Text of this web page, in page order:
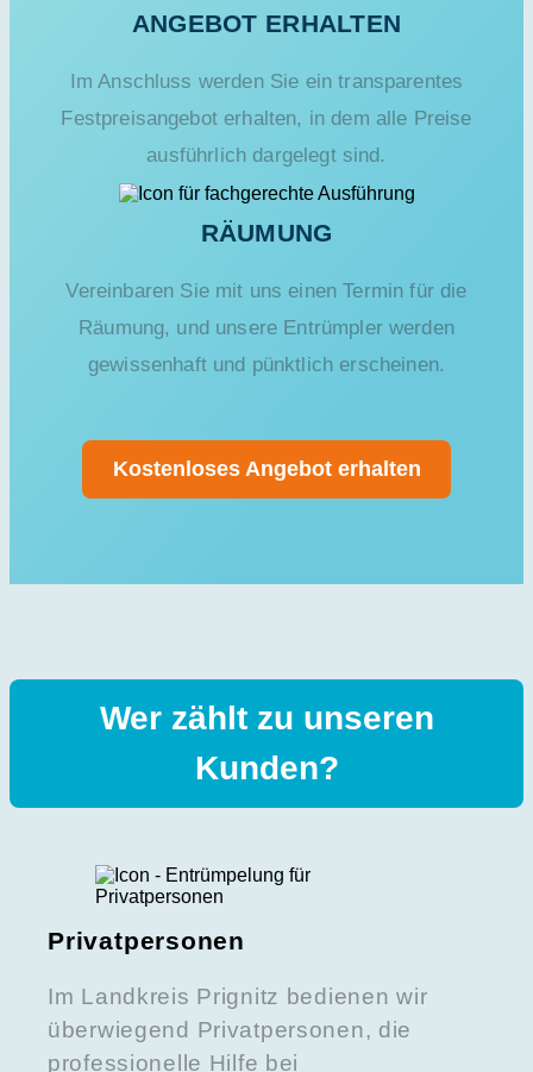
ANGEBOT ERHALTEN
Im Anschluss werden Sie ein transparentes
Festpreisangebot erhalten, in dem alle Preise
ausführlich dargelegt sind.
RÄUMUNG
Vereinbaren Sie mit uns einen Termin für die
Räumung, und unsere Entrümpler werden
gewissenhaft und pünktlich erscheinen.
Kostenloses Angebot erhalten
Wer zählt zu unseren
Kunden?
Privatpersonen
Im Landkreis Prignitz bedienen wir
überwiegend Privatpersonen, die
professionelle Hilfe bei